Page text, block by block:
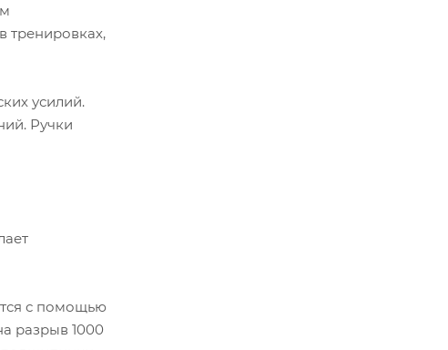
тренировках,
усилий.
Ручки
с помощью
разрыв 1000